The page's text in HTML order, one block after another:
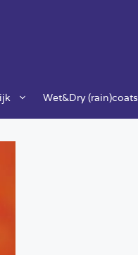
Wet&Dry (rain)coats